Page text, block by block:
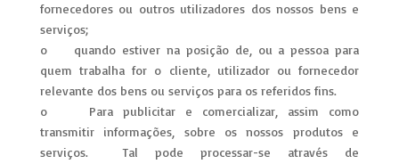
fornecedores ou outros utilizadores dos nossos bens e
serviços;
o quando estiver na posição de, ou a pessoa para
quem trabalha for o cliente, utilizador ou fornecedor
relevante dos bens ou serviços para os referidos fins.
o Para publicitar e comercializar, assim como
transmitir informações, sobre os nossos produtos e
serviços. Tal pode processar-se através de